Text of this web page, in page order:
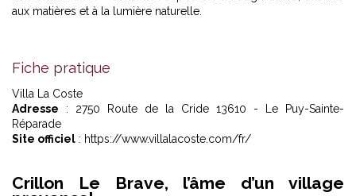
aux matières et à la lumière naturelle.
Fiche pratique
Villa La Coste
Adresse : 2750 Route de la Cride 13610 - Le Puy-Sainte-
Réparade
Site officiel : https://www.villalacoste.com/fr/
Crillon Le Brave, l’âme d’un village